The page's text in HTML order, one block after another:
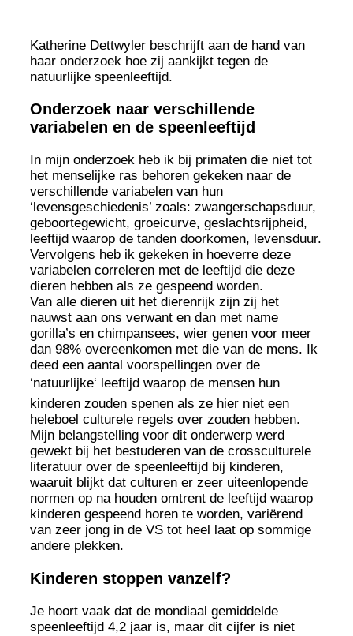
Katherine Dettwyler beschrijft aan de hand van
haar onderzoek hoe zij aankijkt tegen de
natuurlijke speenleeftijd.
Onderzoek naar verschillende
variabelen en de speenleeftijd
In mijn onderzoek heb ik bij primaten die niet tot
het menselijke ras behoren gekeken naar de
verschillende variabelen van hun
‘levensgeschiedenis’ zoals: zwangerschapsduur,
geboortegewicht, groeicurve, geslachtsrijpheid,
leeftijd waarop de tanden doorkomen, levensduur.
Vervolgens heb ik gekeken in hoeverre deze
variabelen correleren met de leeftijd die deze
dieren hebben als ze gespeend worden.
Van alle dieren uit het dierenrijk zijn zij het
nauwst aan ons verwant en dan met name
gorilla’s en chimpansees, wier genen voor meer
dan 98% overeenkomen met die van de mens. Ik
deed een aantal voorspellingen over de
‘natuurlijke‘ leeftijd waarop de mensen hun
kinderen zouden spenen als ze hier niet een
heleboel culturele regels over zouden hebben.
Mijn belangstelling voor dit onderwerp werd
gewekt bij het bestuderen van de crossculturele
literatuur over de speenleeftijd bij kinderen,
waaruit blijkt dat culturen er zeer uiteenlopende
normen op na houden omtrent de leeftijd waarop
kinderen gespeend horen te worden, variërend
van zeer jong in de VS tot heel laat op sommige
andere plekken.
Kinderen stoppen vanzelf?
Je hoort vaak dat de mondiaal gemiddelde
speenleeftijd 4,2 jaar is, maar dit cijfer is niet